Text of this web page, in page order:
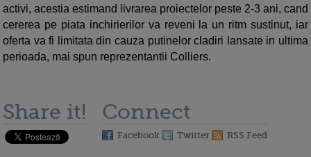
activi, acestia estimand livrarea proiectelor peste 2-3 ani, cand
cererea pe piata inchirierilor va reveni la un ritm sustinut, iar
oferta va fi limitata din cauza putinelor cladiri lansate in ultima
perioada, mai spun reprezentantii Colliers.
Share it! Connect
Facebook Twitter RSS Feed